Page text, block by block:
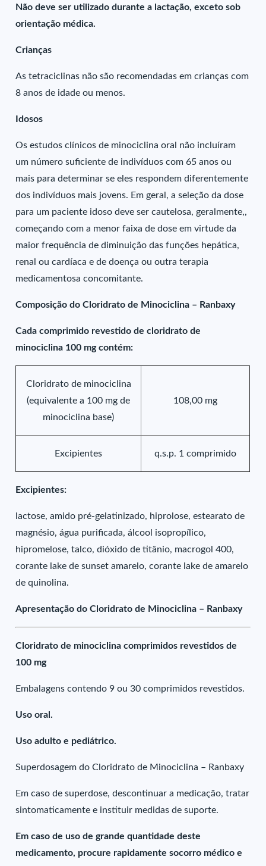
Não deve ser utilizado durante a lactação, exceto sob
orientação médica.
Crianças
As tetraciclinas não são recomendadas em crianças com
8 anos de idade ou menos.
Idosos
Os estudos clínicos de minociclina oral não incluíram
um número suficiente de indivíduos com 65 anos ou
mais para determinar se eles respondem diferentemente
dos indivíduos mais jovens. Em geral, a seleção da dose
para um paciente idoso deve ser cautelosa, geralmente,,
começando com a menor faixa de dose em virtude da
maior frequência de diminuição das funções hepática,
renal ou cardíaca e de doença ou outra terapia
medicamentosa concomitante.
Composição do Cloridrato de Minociclina – Ranbaxy
Cada comprimido revestido de cloridrato de
minociclina 100 mg contém:
Cloridrato de minociclina
(equivalente a 100 mg de
minociclina base)
108,00 mg
Excipientes q.s.p. 1 comprimido
Excipientes:
lactose, amido pré-gelatinizado, hiprolose, estearato de
magnésio, água purificada, álcool isopropílico,
hipromelose, talco, dióxido de titânio, macrogol 400,
corante lake de sunset amarelo, corante lake de amarelo
de quinolina.
Apresentação do Cloridrato de Minociclina – Ranbaxy
Cloridrato de minociclina comprimidos revestidos de
100 mg
Embalagens contendo 9 ou 30 comprimidos revestidos.
Uso oral.
Uso adulto e pediátrico.
Superdosagem do Cloridrato de Minociclina – Ranbaxy
Em caso de superdose, descontinuar a medicação, tratar
sintomaticamente e instituir medidas de suporte.
Em caso de uso de grande quantidade deste
medicamento, procure rapidamente socorro médico e